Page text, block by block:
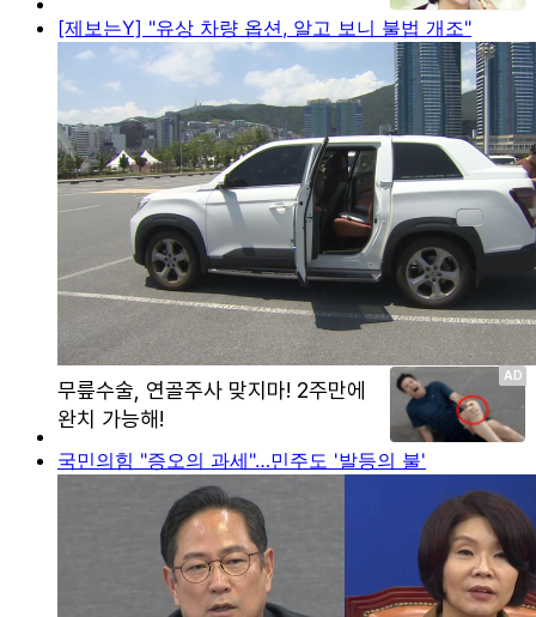
[제보는Y] "유상 차량 옵션, 알고 보니 불법 개조"
국민의힘 "증오의 과세"…민주도 '발등의 불'